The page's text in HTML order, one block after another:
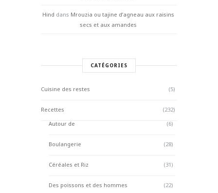
Hind dans Mrouzia ou tajine d’agneau aux raisins
secs et aux amandes
CATÉGORIES
Cuisine des restes (5)
Recettes
(232)
Autour de
(6)
Boulangerie (28)
Céréales et Riz (31)
Des poissons et des hommes (22)